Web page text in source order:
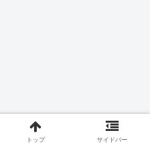
トップ サイドバー